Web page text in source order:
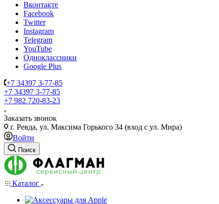
Вконтакте
Facebook
Twitter
Instagram
Telegram
YouTube
Одноклассники
Google Plus
+7 34397 3-77-85
+7 34397 3-77-85
+7 982 720-83-23
Заказать звонок
г. Ревда, ул. Максима Горького 34 (вход с ул. Мира)
Войти
Поиск
Каталог